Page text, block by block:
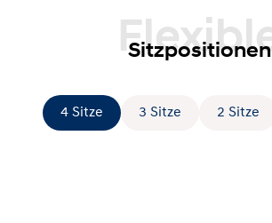
Flexible
Sitzpositionen
4 Sitze 3 Sitze 2 Sitze